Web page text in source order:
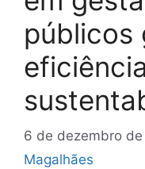
públicos
6 de dezembro
Magalhães